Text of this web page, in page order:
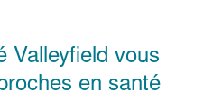
Valleyfield vous
en santé